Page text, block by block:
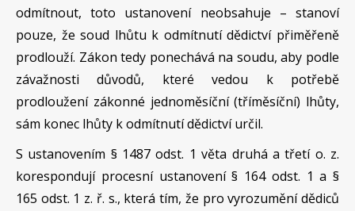
odmítnout, toto ustanovení neobsahuje – stanoví
pouze, že soud lhůtu k odmítnutí dědictví přiměřeně
prodlouží. Zákon tedy ponechává na soudu, aby podle
závažnosti důvodů, které vedou k potřebě
prodloužení zákonné jednoměsíční (tříměsíční) lhůty,
sám konec lhůty k odmítnutí dědictví určil.
S ustanovením § 1487 odst. 1 věta druhá a třetí o. z.
korespondují procesní ustanovení § 164 odst. 1 a §
165 odst. 1 z. ř. s., která tím, že pro vyrozumění dědiců